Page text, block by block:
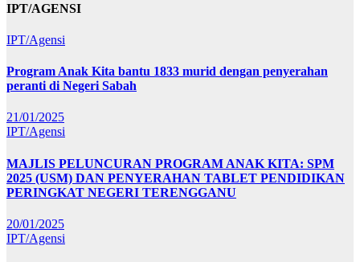
IPT/AGENSI
IPT/Agensi
Program Anak Kita bantu 1833 murid dengan penyerahan
peranti di Negeri Sabah
21/01/2025
IPT/Agensi
MAJLIS PELUNCURAN PROGRAM ANAK KITA: SPM
2025 (USM) DAN PENYERAHAN TABLET PENDIDIKAN
PERINGKAT NEGERI TERENGGANU
20/01/2025
IPT/Agensi